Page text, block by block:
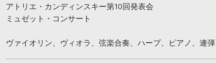
アトリエ・カンディンスキー第10回発表会
ミュゼット・コンサート
ヴァイオリン、ヴィオラ、弦楽合奏、ハープ、ピアノ、連